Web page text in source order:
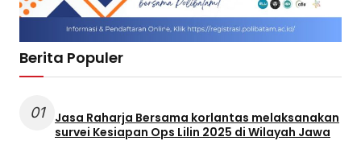
Berita Populer
01
Jasa Raharja Bersama korlantas melaksanakan
survei Kesiapan Ops Lilin 2025 di Wilayah Jawa